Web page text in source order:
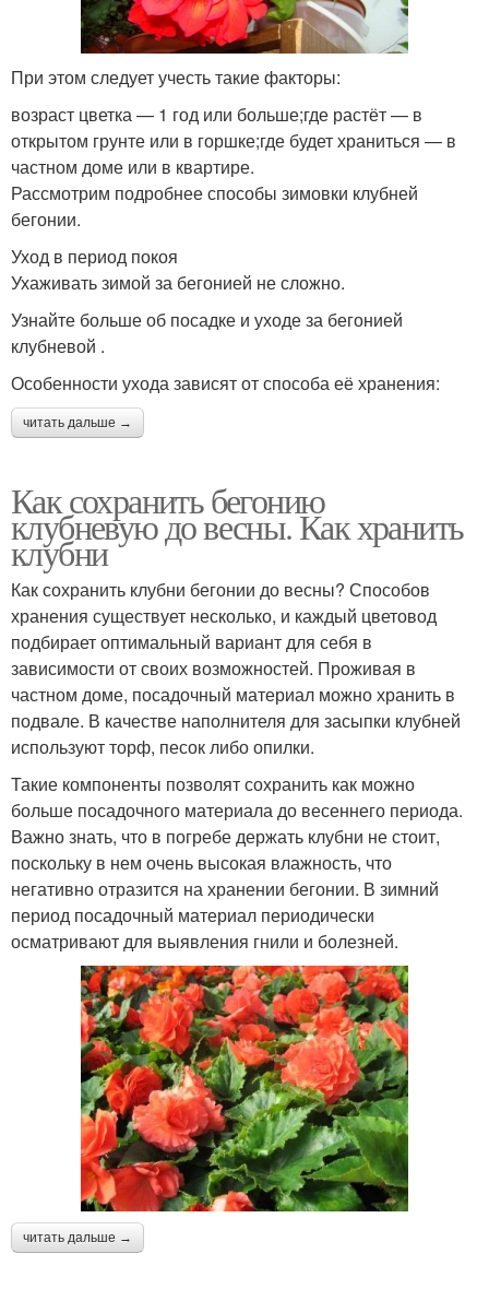
При этом следует учесть такие факторы:
возраст цветка — 1 год или больше;где растёт — в
открытом грунте или в горшке;где будет храниться — в
частном доме или в квартире.
Рассмотрим подробнее способы зимовки клубней
бегонии.
Уход в период покоя
Ухаживать зимой за бегонией не сложно.
Узнайте больше об посадке и уходе за бегонией
клубневой .
Особенности ухода зависят от способа её хранения:
читать дальше →
Как сохранить бегонию
клубневую до весны. Как хранить
клубни
Как сохранить клубни бегонии до весны? Способов
хранения существует несколько, и каждый цветовод
подбирает оптимальный вариант для себя в
зависимости от своих возможностей. Проживая в
частном доме, посадочный материал можно хранить в
подвале. В качестве наполнителя для засыпки клубней
используют торф, песок либо опилки.
Такие компоненты позволят сохранить как можно
больше посадочного материала до весеннего периода.
Важно знать, что в погребе держать клубни не стоит,
поскольку в нем очень высокая влажность, что
негативно отразится на хранении бегонии. В зимний
период посадочный материал периодически
осматривают для выявления гнили и болезней.
читать дальше →